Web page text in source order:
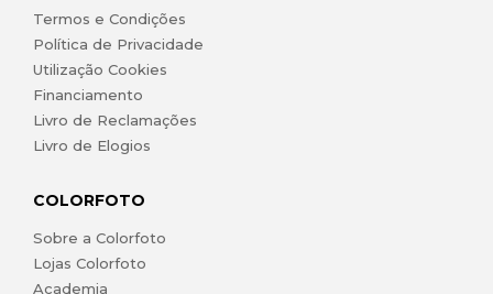
Termos e Condições
Política de Privacidade
Utilização Cookies
Financiamento
Livro de Reclamações
Livro de Elogios
COLORFOTO
Sobre a Colorfoto
Lojas Colorfoto
Academia